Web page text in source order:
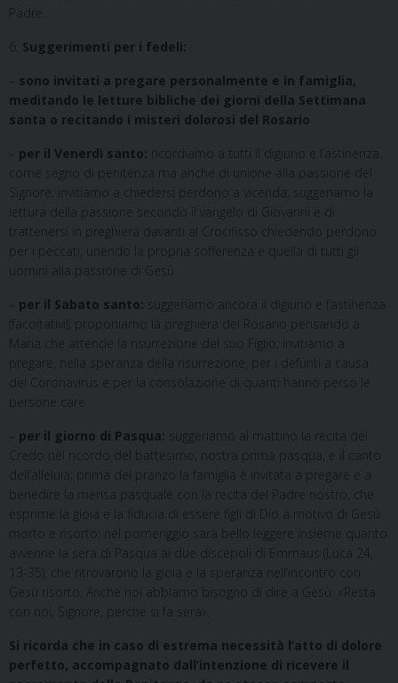
Padre.
Suggerimenti per i fedeli:
sono invitati a pregare personalmente e in famiglia,
meditando le letture bibliche dei giorni della Settimana
santa o recitando i misteri dolorosi del Rosario
per il Venerdì santo: ricordiamo a tutti il digiuno e l’astinenza
come segno di penitenza ma anche di unione alla passione del
Signore; invitiamo a chiedersi perdono a vicenda; suggeriamo la
lettura della passione secondo il vangelo di Giovanni e di
trattenersi in preghiera davanti al Crocifisso chiedendo perdono
per i peccati, unendo la propria sofferenza e quella di tutti gli
uomini alla passione di Gesù
per il Sabato santo: suggeriamo ancora il digiuno e l’astinenza
(facoltativi); proponiamo la preghiera del Rosario pensando a
Maria che attende la risurrezione del suo Figlio; invitiamo a
pregare, nella speranza della risurrezione, per i defunti a causa
del Coronavirus e per la consolazione di quanti hanno perso le
persone care
per il giorno di Pasqua: suggeriamo al mattino la recita del
Credo nel ricordo del battesimo, nostra prima pasqua, e il canto
dell’alleluia; prima del pranzo la famiglia è invitata a pregare e a
benedire la mensa pasquale con la recita del Padre nostro, che
esprime la gioia e la fiducia di essere figli di Dio a motivo di Gesù
morto e risorto; nel pomeriggio sarà bello leggere insieme quanto
avvenne la sera di Pasqua ai due discepoli di Emmaus (Luca 24,
13-35), che ritrovarono la gioia e la speranza nell’incontro con
Gesù risorto. Anche noi abbiamo bisogno di dire a Gesù: «Resta
con noi, Signore, perché si fa sera».
Si ricorda che in caso di estrema necessità l’atto di dolore
perfetto, accompagnato dall’intenzione di ricevere il